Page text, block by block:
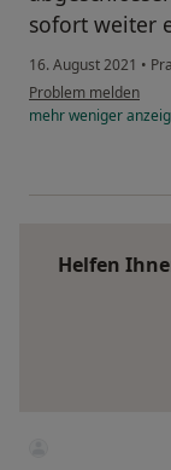
sofort weiter
16. August 2021 •
Problem melden
mehrweniger
Helfen